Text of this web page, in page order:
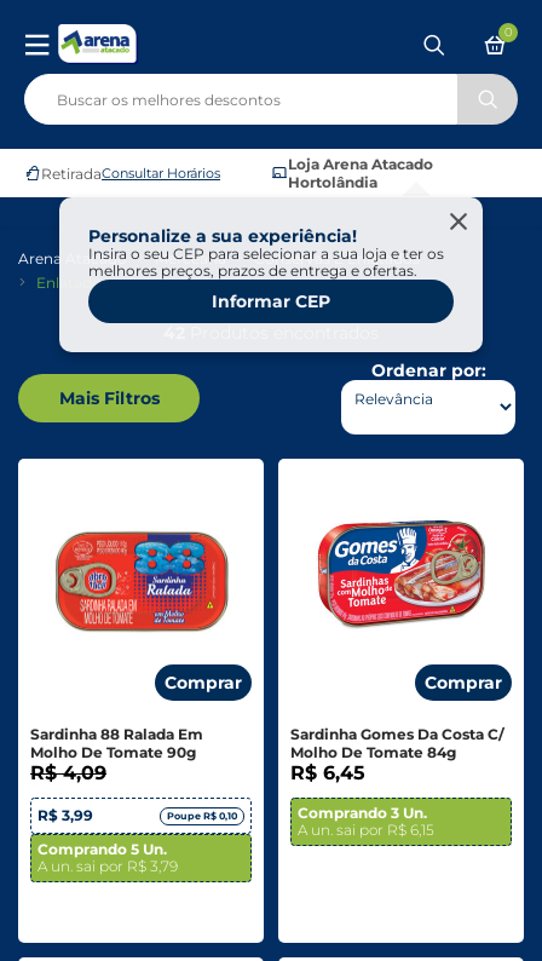
RetiradaConsultar Horários
Loja Arena Atacado
Hortolândia
Personalize a sua experiência!
Insira o seu CEP para selecionar a sua loja e ter os
melhores preços, prazos de entrega e ofertas.
Informar CEP
0
Arena Atacado Mercearia
Conservas E Enlatados
Enlatados
Mais Filtros
Ordenar por:
Comprar
Sardinha 88 Ralada Em
Molho De Tomate 90g
R$ 4,09
R$ 3,99 Poupe R$ 0,10
Comprando 5 Un.
A un. sai por R$ 3,79
Comprar
Sardinha Gomes Da Costa C/
Molho De Tomate 84g
R$ 6,45
Comprando 3 Un.
A un. sai por R$ 6,15